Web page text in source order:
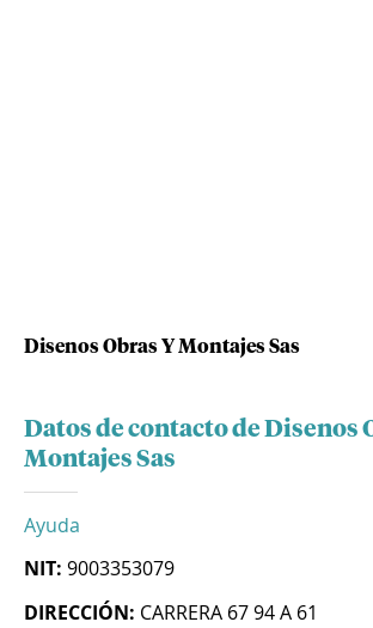
Disenos Obras Y Montajes Sas
Datos de contacto de Disenos
Montajes Sas
Ayuda
NIT: 9003353079
DIRECCIÓN: CARRERA 67 94 A 61